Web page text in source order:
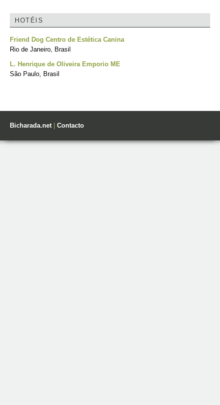
HOTÉIS
Friend Dog Centro de Estética Canina
Rio de Janeiro, Brasil
L. Henrique de Oliveira Emporio ME
São Paulo, Brasil
Bicharada.net| Contacto